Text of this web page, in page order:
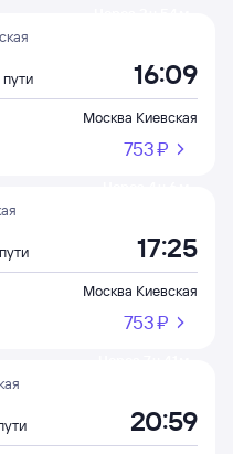
16:09
Москва Киевская
753 ⁠₽
17:25
Москва Киевская
753 ⁠₽
20:59